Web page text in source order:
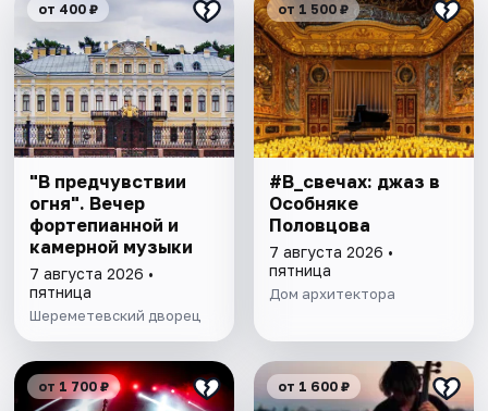
от 400 ₽
"В предчувствии
огня". Вечер
фортепианной и
камерной музыки
7 августа 2026 •
пятница
Шереметевский дворец
от 1 500 ₽
#В_свечах: джаз в
Особняке
Половцова
7 августа 2026 •
пятница
Дом архитектора
от 1 700 ₽ от 1 600 ₽